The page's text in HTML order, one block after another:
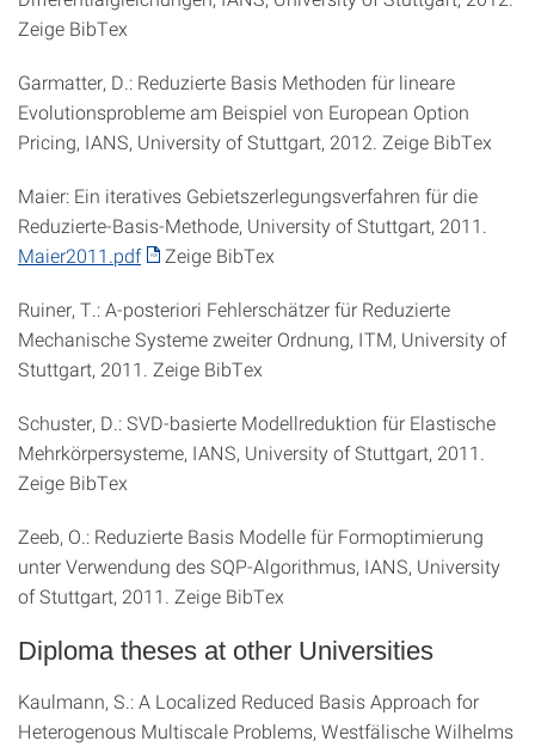
Zeige BibTex
Garmatter, D.: Reduzierte Basis Methoden für lineare
Evolutionsprobleme am Beispiel von European Option
Pricing, IANS, University of Stuttgart, 2012. Zeige BibTex
Maier: Ein iteratives Gebietszerlegungsverfahren für die
Reduzierte-Basis-Methode, University of Stuttgart, 2011.
Maier2011.pdf
Zeige BibTex
Ruiner, T.: A-posteriori Fehlerschätzer für Reduzierte
Mechanische Systeme zweiter Ordnung, ITM, University of
Stuttgart, 2011. Zeige BibTex
Schuster, D.: SVD-basierte Modellreduktion für Elastische
Mehrkörpersysteme, IANS, University of Stuttgart, 2011.
Zeige BibTex
Zeeb, O.: Reduzierte Basis Modelle für Formoptimierung
unter Verwendung des SQP-Algorithmus, IANS, University
of Stuttgart, 2011. Zeige BibTex
Diploma theses at other Universities
Kaulmann, S.: A Localized Reduced Basis Approach for
Heterogenous Multiscale Problems, Westfälische Wilhelms